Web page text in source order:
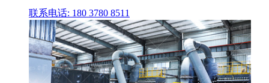
联系电话: 180 3780 8511